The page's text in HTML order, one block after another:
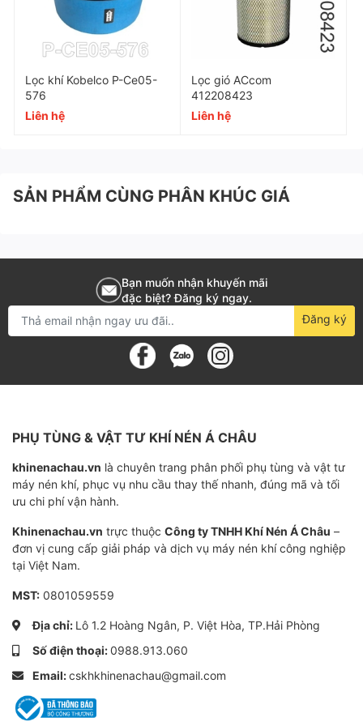
Đặt mua ngay lọc khí Kaeser 6.2182.0 tại Khí Nén Á
Châu để nhận ưu đãi hấp dẫn!
Mã SKU
6.2182.0
Thương hiệu
1-5 micron
Độ giảm áp
0.02 bar
Tuổi thọ
2000-3000 giờ
Sợi tổng hợp
Lọc khí Kobelco P-Ce05-
576
Liên hệ
Lọc gió ACcom
412208423
Liên hệ
SẢN PHẨM CÙNG PHÂN KHÚC GIÁ
Bạn muốn nhận khuyến mãi
đặc biệt? Đăng ký ngay.
Đăng ký
PHỤ TÙNG & VẬT TƯ KHÍ NÉN Á CHÂU
khinenachau.vn là chuyên trang phân phối phụ tùng và vật tư
máy nén khí, phục vụ nhu cầu thay thế nhanh, đúng mã và tối
ưu chi phí vận hành.
Khinenachau.vn trực thuộc Công ty TNHH Khí Nén Á Châu –
đơn vị cung cấp giải pháp và dịch vụ máy nén khí công nghiệp
tại Việt Nam.
MST: 0801059559
Địa chỉ: Lô 1.2 Hoàng Ngân, P. Việt Hòa, TP.Hải Phòng
Số điện thoại:0988.913.060
Email:cskhkhinenachau@gmail.com